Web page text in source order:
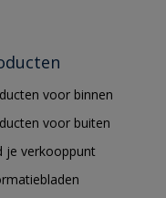
voor binnen
voor buiten
je verkooppunt